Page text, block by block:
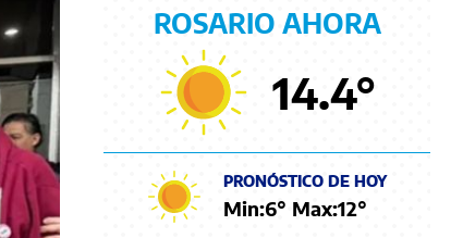
ROSARIO AHORA
14.4°
PRONÓSTICO DE HOY
Min:6° Max:12°